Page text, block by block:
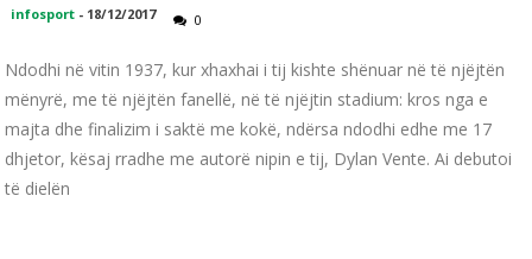
infosport - 18/12/2017 0
Ndodhi në vitin 1937, kur xhaxhai i tij kishte shënuar në të njëjtën
mënyrë, me të njëjtën fanellë, në të njëjtin stadium: kros nga e
majta dhe finalizim i saktë me kokë, ndërsa ndodhi edhe me 17
dhjetor, kësaj rradhe me autorë nipin e tij, Dylan Vente. Ai debutoi
të dielën